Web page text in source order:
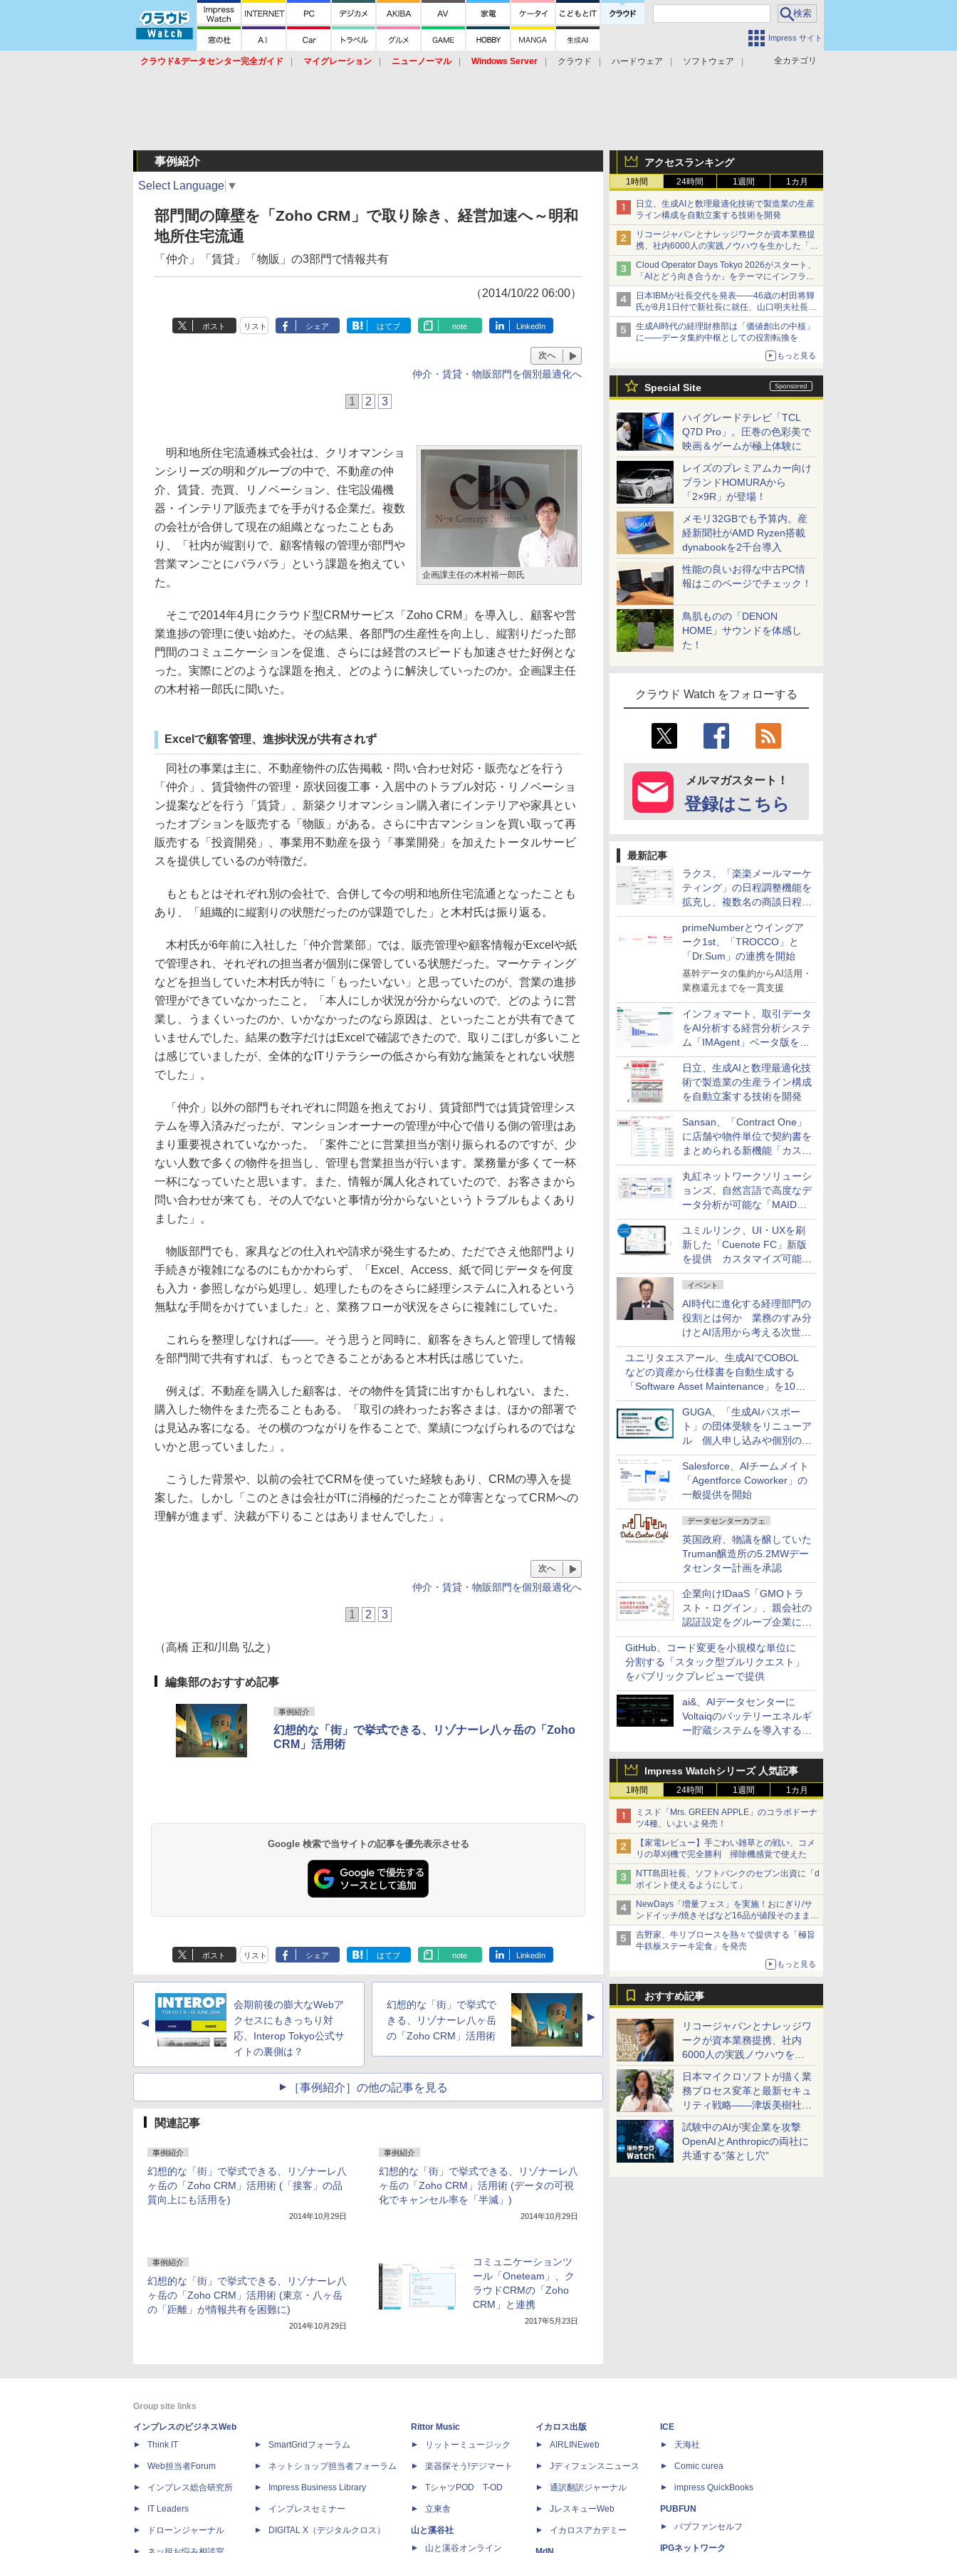
Impress サイト
全カテゴリ
クラウド&データセンター完全ガイド マイグレーション ニューノーマル Windows Server クラウド ハードウェア
ソフトウェア
アクセスランキング
1時間 24時間 1週間 1カ月
日立、生成AIと数理最適化技術で製造業の生産
ライン構成を自動立案する技術を開発
リコージャパンとナレッジワークが資本業務提
携、社内6000人の実践ノウハウを生かした「AI
商談記録 for RICOH」を展開へ
Cloud Operator Days Tokyo 2026がスタート、
「AIとどう向き合うか」をテーマにインフラ運
用の知見を集約
日本IBMが社長交代を発表――46歳の村田将輝
氏が8月1日付で新社長に就任、山口明夫社長は
会長へ
生成AI時代の経理財務部は「価値創出の中核」
に――データ集約中枢としての役割転換を
もっと見る
Special Site
ハイグレードテレビ「TCL
Q7D Pro」。圧巻の色彩美で
映画＆ゲームが極上体験に
レイズのプレミアムカー向け
ブランドHOMURAから
「2×9R」が登場！
メモリ32GBでも予算内。産
経新聞社がAMD Ryzen搭載
dynabookを2千台導入
性能の良いお得な中古PC情
報はこのページでチェック！
鳥肌ものの「DENON
HOME」サウンドを体感し
た！
クラウド Watch をフォローする
メルマガスタート！
登録はこちら
最新記事
ラクス、「楽楽メールマーケ
ティング」の日程調整機能を
拡充し、複数名の商談日程調
整を効率化
primeNumberとウイングア
ーク1st、「TROCCO」と
「Dr.Sum」の連携を開始
基幹データの集約からAI活用・
業務還元までを一貫支援
インフォマート、取引データ
をAI分析する経営分析システ
ム「IMAgent」ベータ版を提
供
日立、生成AIと数理最適化技
術で製造業の生産ライン構成
を自動立案する技術を開発
Sansan、「Contract One」
に店舗や物件単位で契約書を
まとめられる新機能「カスタ
ム契約ツリー」を追加
丸紅ネットワークソリューシ
ョンズ、自然言語で高度なデ
ータ分析が可能な「MAIDOA
AI ASSIST」を9月より提供
ユミルリンク、UI・UXを刷
新した「Cuenote FC」新版
を提供 カスタマイズ可能な
ダッシュボード画面を搭載
イベント
AI時代に進化する経理部門の
役割とは何か 業務のすみ分
けとAI活用から考える次世代
ファイナンス戦略
ユニリタエスアール、生成AIでCOBOL
などの資産から仕様書を自動生成する
「Software Asset Maintenance」を10月
に発売
GUGA、「生成AIパスポー
ト」の団体受験をリニューア
ル 個人申し込みや個別の支
払いなどに対応
Salesforce、AIチームメイト
「Agentforce Coworker」の
一般提供を開始
データセンターカフェ
英国政府、物議を醸していた
Truman醸造所の5.2MWデー
タセンター計画を承認
企業向けIDaaS「GMOトラ
スト・ログイン」、親会社の
認証設定をグループ企業に展
開できる新機能を提供
GitHub、コード変更を小規模な単位に
分割する「スタック型プルリクエスト」
をパブリックプレビューで提供
ai&、AIデータセンターに
Voltaiqのバッテリーエネルギ
ー貯蔵システムを導入する計
Impress Watchシリーズ 人気記事
1時間 24時間 1週間 1カ月
ミスド「Mrs. GREEN APPLE」のコラボドーナ
ツ4種、いよいよ発売！
【家電レビュー】手ごわい雑草との戦い、コメ
リの草刈機で完全勝利 掃除機感覚で使えた
NTT島田社長、ソフトバンクのセブン出資に「d
ポイント使えるようにして」
NewDays「増量フェス」を実施！おにぎり/サ
ンドイッチ/焼きそばなど16品が値段そのままで
ボリュームアップ
吉野家、牛リブロースを熱々で提供する「極旨
牛鉄板ステーキ定食」を発売
もっと見る
おすすめ記事
リコージャパンとナレッジワ
ークが資本業務提携、社内
6000人の実践ノウハウを生
かした「AI商談記録 for
RICOH」を展開へ
日本マイクロソフトが描く業
務プロセス変革と最新セキュ
リティ戦略――津坂美樹社長
が2027年度戦略を説明
試験中のAIが実企業を攻撃
OpenAIとAnthropicの両社に
共通する“落とし穴”
事例紹介
Select Language ▼
部門間の障壁を「Zoho CRM」で取り除き、経営加速へ～明和
地所住宅流通
「仲介」「賃貸」「物販」の3部門で情報共有
（2014/10/22 06:00）
ポスト リスト シェア はてブ note LinkedIn
次へ
仲介・賃貸・物販部門を個別最適化へ
1 2 3
企画課主任の木村裕一郎氏
明和地所住宅流通株式会社は、クリオマンショ
ンシリーズの明和グループの中で、不動産の仲
介、賃貸、売買、リノベーション、住宅設備機
器・インテリア販売までを手がける企業だ。複数
の会社が合併して現在の組織となったこともあ
り、「社内が縦割りで、顧客情報の管理が部門や
営業マンごとにバラバラ」という課題を抱えてい
た。
そこで2014年4月にクラウド型CRMサービス「Zoho CRM」を導入し、顧客や営
業進捗の管理に使い始めた。その結果、各部門の生産性を向上し、縦割りだった部
門間のコミュニケーションを促進、さらには経営のスピードも加速させた好例とな
った。実際にどのような課題を抱え、どのように解決していったのか。企画課主任
の木村裕一郎氏に聞いた。
Excelで顧客管理、進捗状況が共有されず
同社の事業は主に、不動産物件の広告掲載・問い合わせ対応・販売などを行う
「仲介」、賃貸物件の管理・原状回復工事・入居中のトラブル対応・リノベーショ
ン提案などを行う「賃貸」、新築クリオマンション購入者にインテリアや家具とい
ったオプションを販売する「物販」がある。さらに中古マンションを買い取って再
販売する「投資開発」、事業用不動産を扱う「事業開発」を加えたトータルサービ
スを提供しているのが特徴だ。
もともとはそれぞれ別の会社で、合併して今の明和地所住宅流通となったことも
あり、「組織的に縦割りの状態だったのが課題でした」と木村氏は振り返る。
木村氏が6年前に入社した「仲介営業部」では、販売管理や顧客情報がExcelや紙
で管理され、それぞれの担当者が個別に保管している状態だった。マーケティング
などを担当していた木村氏が特に「もったいない」と思っていたのが、営業の進捗
管理ができていなかったこと。「本人にしか状況が分からないので、どのように営
業し、うまくいったのか、いかなかったのなら原因は、といったことが共有できて
いませんでした。結果の数字だけはExcelで確認できたので、取りこぼしが多いこと
は感じていましたが、全体的なITリテラシーの低さから有効な施策をとれない状態
でした」。
「仲介」以外の部門もそれぞれに問題を抱えており、賃貸部門では賃貸管理シス
テムを導入済みだったが、マンションオーナーの管理が中心で借りる側の管理はあ
まり重要視されていなかった。「案件ごとに営業担当が割り振られるのですが、少
ない人数で多くの物件を担当し、管理も営業担当が行います。業務量が多くて一杯
一杯になっていたと思います。また、情報が属人化されていたので、お客さまから
問い合わせが来ても、その人でないと事情が分からないというトラブルもよくあり
ました」。
物販部門でも、家具などの仕入れや請求が発生するため、ただでさえ他部門より
手続きが複雑になるのにもかかわらず、「Excel、Access、紙で同じデータを何度
も入力・参照しながら処理し、処理したものをさらに経理システムに入れるという
無駄な手間をかけていました」と、業務フローが状況をさらに複雑にしていた。
これらを整理しなければ――。そう思うと同時に、顧客をきちんと管理して情報
を部門間で共有すれば、もっとできることがあると木村氏は感じていた。
例えば、不動産を購入した顧客は、その物件を賃貸に出すかもしれない。また、
購入した物件をまた売ることもある。「取引の終わったお客さまは、ほかの部署で
は見込み客になる。その横のつながりを作ることで、業績につなげられるのではな
いかと思っていました」。
こうした背景や、以前の会社でCRMを使っていた経験もあり、CRMの導入を提
案した。しかし「このときは会社がITに消極的だったことが障害となってCRMへの
理解が進まず、決裁が下りることはありませんでした」。
次へ
仲介・賃貸・物販部門を個別最適化へ
1 2 3
（高橋 正和/川島 弘之）
編集部のおすすめ記事
事例紹介
幻想的な「街」で挙式できる、リゾナーレ八ヶ岳の「Zoho
CRM」活用術
Google 検索で当サイトの記事を優先表示させる
ポスト リスト シェア はてブ note LinkedIn
▲
会期前後の膨大なWebア
クセスにもきっちり対
応、Interop Tokyo公式サ
イトの裏側は？
幻想的な「街」で挙式で
きる、リゾナーレ八ヶ岳
の「Zoho CRM」活用術
▲
［事例紹介］の他の記事を見る
関連記事
事例紹介
幻想的な「街」で挙式できる、リゾナーレ八
ヶ岳の「Zoho CRM」活用術 (「接客」の品
質向上にも活用を)
2014年10月29日
事例紹介
幻想的な「街」で挙式できる、リゾナーレ八
ヶ岳の「Zoho CRM」活用術 (データの可視
化でキャンセル率を「半減」)
2014年10月29日
事例紹介
幻想的な「街」で挙式できる、リゾナーレ八
ヶ岳の「Zoho CRM」活用術 (東京・八ヶ岳
の「距離」が情報共有を困難に)
2014年10月29日
コミュニケーションツ
ール「Oneteam」、ク
ラウドCRMの「Zoho
CRM」と連携
2017年5月23日
Group site links
インプレスのビジネスWeb
Think IT
Web担当者Forum
インプレス総合研究所
IT Leaders
ドローンジャーナル
SmartGridフォーラム
ネットショップ担当者フォーラム
Impress Business Library
インプレスセミナー
DIGITAL X（デジタルクロス）
Rittor Music
リットーミュージック
楽器探そう!デジマート
TシャツPOD T-OD
立東舎
山と溪谷社
山と溪谷オンライン
イカロス出版
AIRLINEweb
Jディフェンスニュース
通訳翻訳ジャーナル
JレスキューWeb
イカロスアカデミー
ICE
天海社
Comic curea
impress QuickBooks
PUBFUN
パブファンセルフ
IPGネットワーク